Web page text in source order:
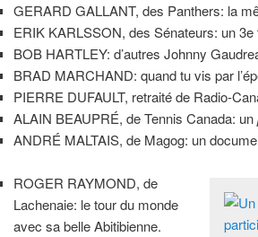
GERARD GALLANT, des Panthers: la
ERIK KARLSSON, des Sénateurs: un 3e
BOB HARTLEY: d’autres Johnny
BRAD MARCHAND: quand tu vis par
PIERRE DUFAULT, retraité de Radio-
ALAIN BEAUPRÉ, de Tennis Canada: un
ANDRÉ MALTAIS, de Magog: un
ROGER RAYMOND, de
Lachenaie: le tour du monde
avec sa belle Abitibienne.